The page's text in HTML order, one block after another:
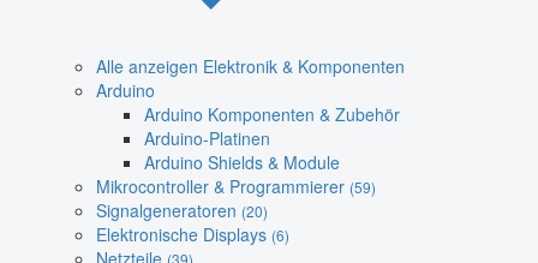
Alle anzeigen Elektronik & Komponenten
Arduino
Arduino Komponenten & Zubehör
Arduino-Platinen
Arduino Shields & Module
Mikrocontroller & Programmierer (59)
Signalgeneratoren (20)
Elektronische Displays (6)